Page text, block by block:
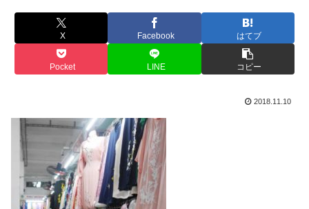
X Facebook はてブ
Pocket LINE コピー
2018.11.10